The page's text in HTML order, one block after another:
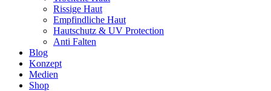
Rissige Haut
Empfindliche Haut
Hautschutz & UV Protection
Anti Falten
Blog
Konzept
Medien
Shop